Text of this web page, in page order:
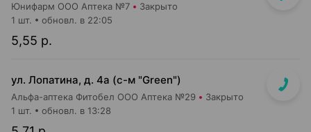
Юнифарм ООО Аптека №7 Закрыто
5,55 р.
1 шт. обновл. в 22:05
ул. Лопатина, д. 4а (с-м "Green")
Альфа-аптека Фитобел ООО Аптека №29 Закрыто
1 шт. обновл. в 13:28